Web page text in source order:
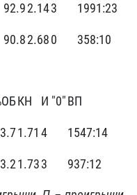
92.92.143 1991:23
90.82.680 358:10
КН И "0"ВП
1.71 4 1547:14
1.733 937:12